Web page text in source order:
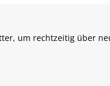
um rechtzeitig über